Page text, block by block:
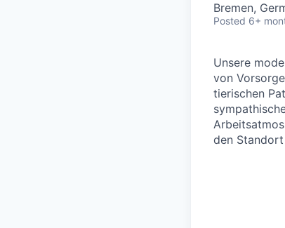
Bremen,
Posted 6+
Unsere
von
tierischen
den